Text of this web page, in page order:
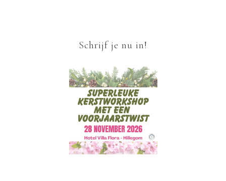
Schrijf je nu in!